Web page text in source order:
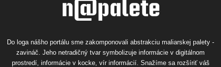
Do loga nášho portálu sme zakomponovali abstrakciu maliarskej palety -
zavináč. Jeho netradičný tvar symbolizuje informácie v digitálnom
prostredí, informácie v kocke, vír informácií. Snažíme sa rozšíriť váš